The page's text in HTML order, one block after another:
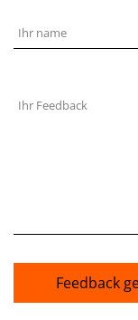
Ihr name
Ihr Feedback
Feedback